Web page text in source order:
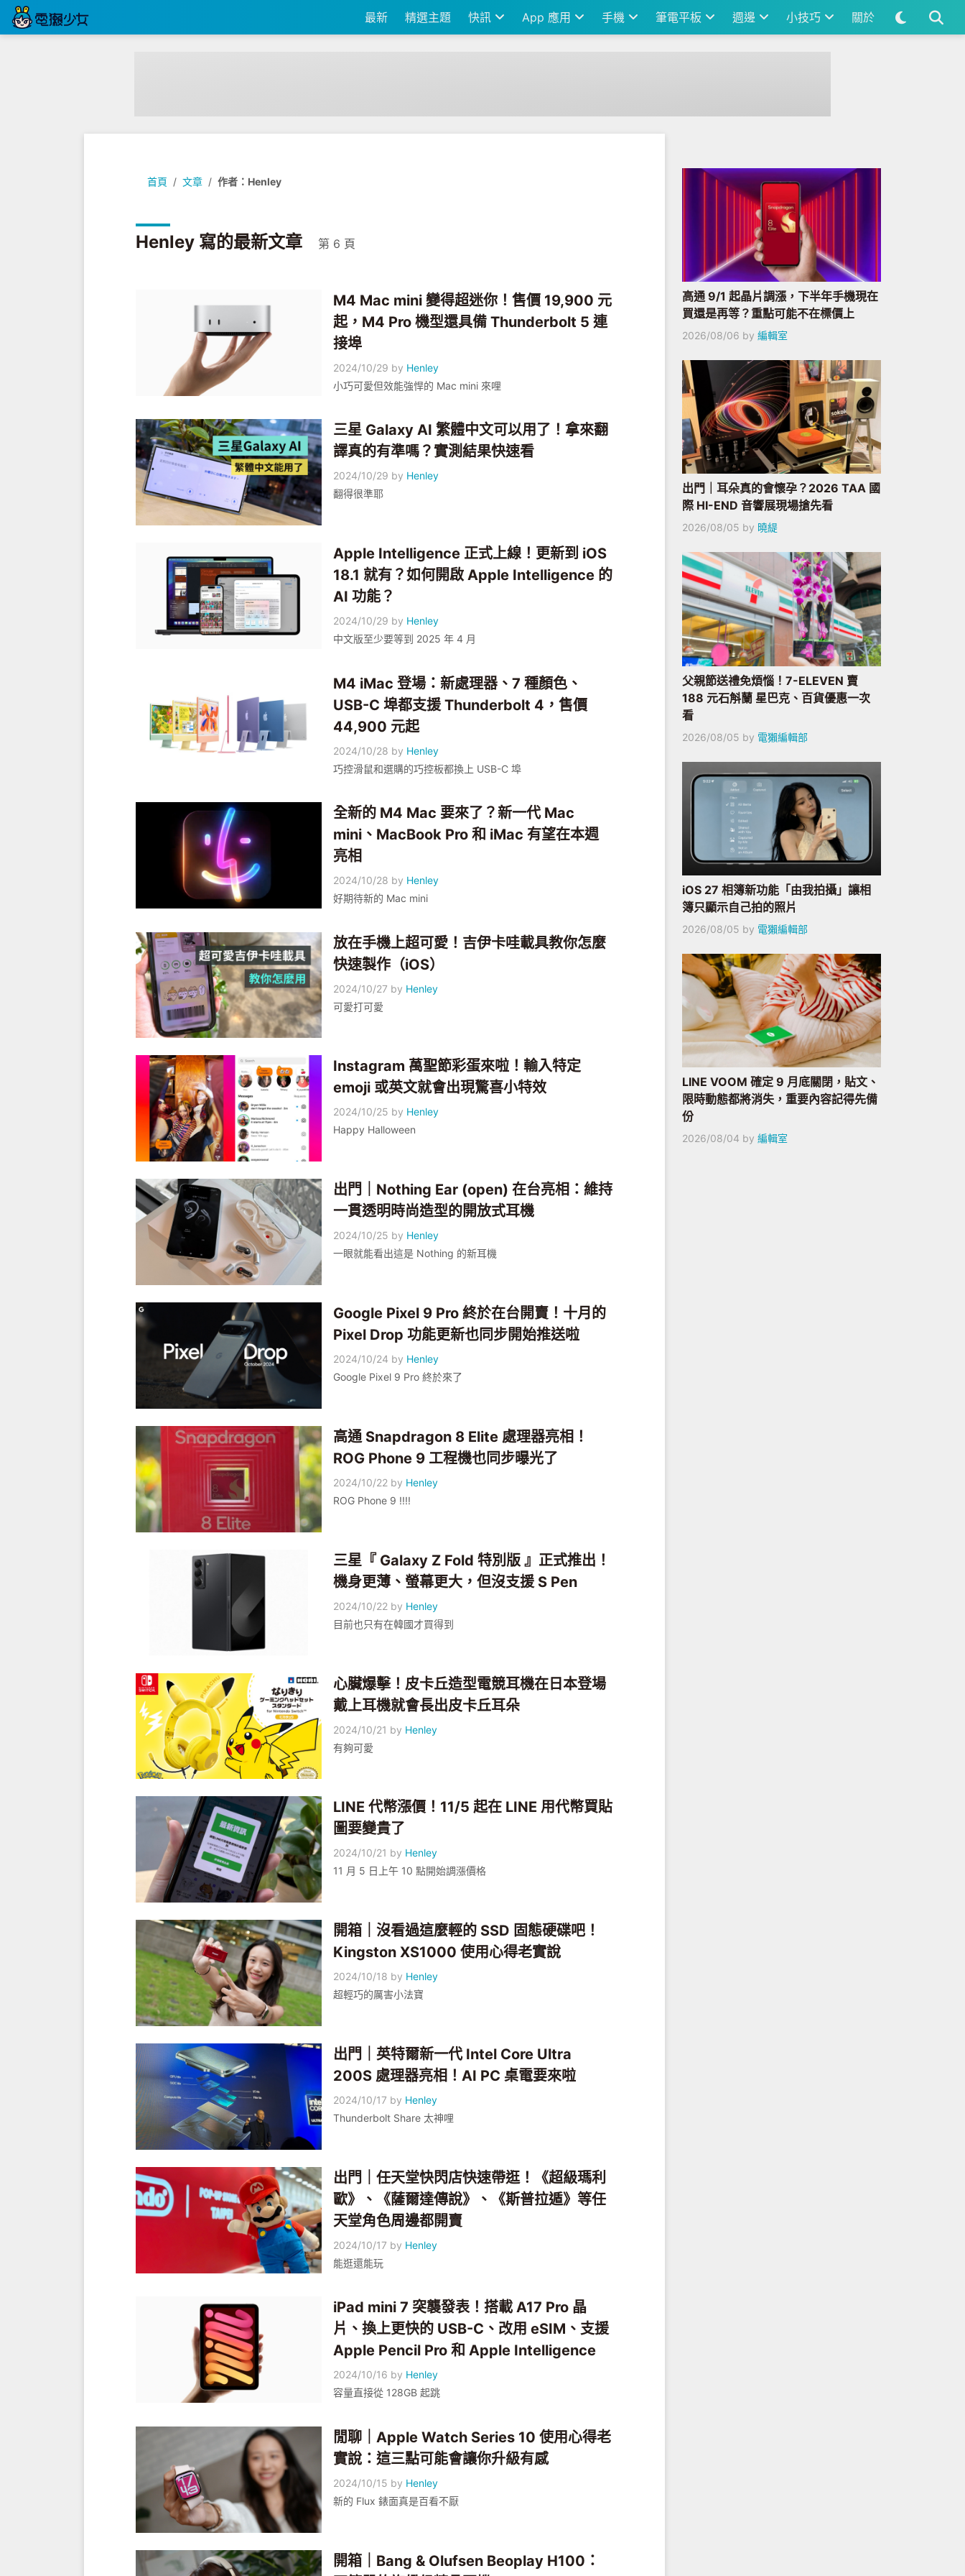
最新 精選主題 快訊 App 應用 手機 筆電平板 週邊 小技巧 關於
首頁 文章 作者：Henley
Henley 寫的最新文章 第 6 頁
M4 Mac mini 變得超迷你！售價 19,900 元
起，M4 Pro 機型還具備 Thunderbolt 5 連
接埠
2024/10/29 by Henley
小巧可愛但效能強悍的 Mac mini 來哩
三星 Galaxy AI 繁體中文可以用了！拿來翻
譯真的有準嗎？實測結果快速看
2024/10/29 by Henley
翻得很準耶
Apple Intelligence 正式上線！更新到 iOS
18.1 就有？如何開啟 Apple Intelligence 的
AI 功能？
2024/10/29 by Henley
中文版至少要等到 2025 年 4 月
M4 iMac 登場：新處理器、7 種顏色、
USB-C 埠都支援 Thunderbolt 4，售價
44,900 元起
2024/10/28 by Henley
巧控滑鼠和選購的巧控板都換上 USB-C 埠
全新的 M4 Mac 要來了？新一代 Mac
mini、MacBook Pro 和 iMac 有望在本週
亮相
2024/10/28 by Henley
好期待新的 Mac mini
放在手機上超可愛！吉伊卡哇載具教你怎麼
快速製作（iOS）
2024/10/27 by Henley
可愛打可愛
Instagram 萬聖節彩蛋來啦！輸入特定
emoji 或英文就會出現驚喜小特效
2024/10/25 by Henley
Happy Halloween
出門｜Nothing Ear (open) 在台亮相：維持
一貫透明時尚造型的開放式耳機
2024/10/25 by Henley
一眼就能看出這是 Nothing 的新耳機
Google Pixel 9 Pro 終於在台開賣！十月的
Pixel Drop 功能更新也同步開始推送啦
2024/10/24 by Henley
Google Pixel 9 Pro 終於來了
高通 Snapdragon 8 Elite 處理器亮相！
ROG Phone 9 工程機也同步曝光了
2024/10/22 by Henley
ROG Phone 9 !!!!
三星『 Galaxy Z Fold 特別版 』正式推出！
機身更薄、螢幕更大，但沒支援 S Pen
2024/10/22 by Henley
目前也只有在韓國才買得到
心臟爆擊！皮卡丘造型電競耳機在日本登場
戴上耳機就會長出皮卡丘耳朵
2024/10/21 by Henley
有夠可愛
LINE 代幣漲價！11/5 起在 LINE 用代幣買貼
圖要變貴了
2024/10/21 by Henley
11 月 5 日上午 10 點開始調漲價格
開箱｜沒看過這麼輕的 SSD 固態硬碟吧！
Kingston XS1000 使用心得老實說
2024/10/18 by Henley
超輕巧的厲害小法寶
出門｜英特爾新一代 Intel Core Ultra
200S 處理器亮相！AI PC 桌電要來啦
2024/10/17 by Henley
Thunderbolt Share 太神哩
出門｜任天堂快閃店快速帶逛！《超級瑪利
歐》、《薩爾達傳說》、《斯普拉遁》等任
天堂角色周邊都開賣
2024/10/17 by Henley
能逛還能玩
iPad mini 7 突襲發表！搭載 A17 Pro 晶
片、換上更快的 USB-C、改用 eSIM、支援
Apple Pencil Pro 和 Apple Intelligence
2024/10/16 by Henley
容量直接從 128GB 起跳
閒聊｜Apple Watch Series 10 使用心得老
實說：這三點可能會讓你升級有感
2024/10/15 by Henley
新的 Flux 錶面真是百看不厭
開箱｜Bang & Olufsen Beoplay H100：
高通 9/1 起晶片調漲，下半年手機現在
買還是再等？重點可能不在標價上
2026/08/06 by 編輯室
出門｜耳朵真的會懷孕？2026 TAA 國
際 HI-END 音響展現場搶先看
2026/08/05 by 曉緹
父親節送禮免煩惱！7-ELEVEN 賣
188 元石斛蘭 星巴克、百貨優惠一次
看
2026/08/05 by 電獺編輯部
iOS 27 相簿新功能「由我拍攝」讓相
簿只顯示自己拍的照片
2026/08/05 by 電獺編輯部
LINE VOOM 確定 9 月底關閉，貼文、
限時動態都將消失，重要內容記得先備
份
2026/08/04 by 編輯室